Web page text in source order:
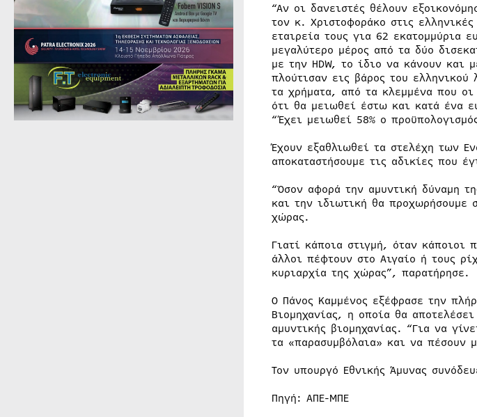
“Αν οι δανειστές θέλουν
τον κ. Χριστοφοράκο στις
εταιρεία τους για 62 εκατομμύρια
μεγαλύτερο μέρος από τα δύο
με την HDW, το ίδιο να κάνουν και
πλούτισαν εις βάρος του
τα χρήματα, από τα κλεμμένα που
ότι θα μειωθεί έστω και κατά ένα
“Έχει μειωθεί 58% ο
Έχουν εξαθλιωθεί τα στελέχη των
αποκαταστήσουμε τις αδικίες που
“Όσον αφορά την αμυντική δύναμη
και την ιδιωτική θα προχωρήσουμε
χώρας.
Γιατί κάποια στιγμή, όταν κάποιοι
άλλοι πέφτουν στο Αιγαίο ή τους
κυριαρχία της χώρας”, παρατήρησε.
Ο Πάνος Καμμένος εξέφρασε την
Βιομηχανίας, η οποία θα
αμυντικής βιομηχανίας. “Για να
τα «παρασυμβόλαια» και να πέσουν
Τον υπουργό Εθνικής Άμυνας
Πηγή: ΑΠΕ-ΜΠΕ